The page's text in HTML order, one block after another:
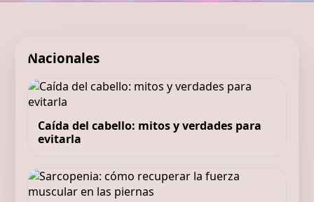
Nacionales
Caída del cabello: mitos y verdades para
evitarla